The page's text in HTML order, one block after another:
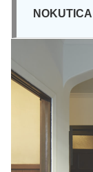
NOKUTICA